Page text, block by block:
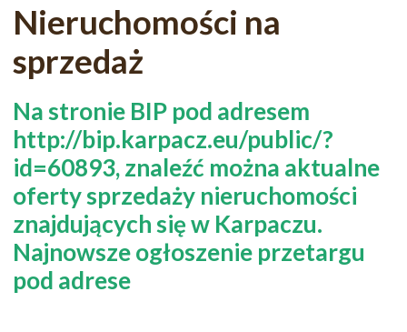
Nieruchomości na
sprzedaż
Na stronie BIP pod adresem
http://bip.karpacz.eu/public/?
id=60893, znaleźć można aktualne
oferty sprzedaży nieruchomości
znajdujących się w Karpaczu.
Najnowsze ogłoszenie przetargu
pod adrese